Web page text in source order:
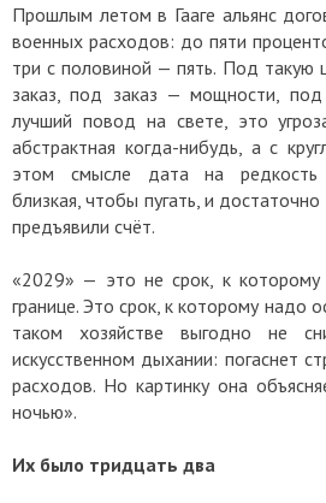
Прошлым летом в Гааге альянс
военных расходов: до пяти
три с половиной — пять. Под такую
заказ, под заказ — мощности,
лучший повод на свете, это
абстрактная когда-нибудь, а с
этом смысле дата на редкость
близкая, чтобы пугать, и
предъявили счёт.
«2029» — это не срок, к которому
границе. Это срок, к которому надо
таком хозяйстве выгодно не
искусственном дыхании: погаснет
расходов. Но картинку она
ночью».
Их было тридцать два